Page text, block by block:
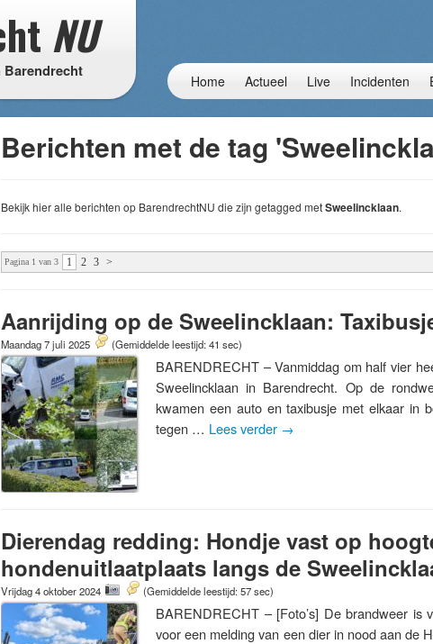
NU
Barendrecht
Home Actueel Live Incidenten
Berichten met de tag
Bekijk hier alle berichten op BarendrechtNU die zijn getagged metSweelincklaan.
Pagina 1 van 3 1 2 3 >
Aanrijding op de Sweelincklaan:
Maandag 7 juli 2025 (Gemiddelde leestijd: 41 sec)
BARENDRECHT – Vanmiddag om half vier
Sweelincklaan in Barendrecht. Op de
kwamen een auto en taxibusje met elkaar in
tegen … Lees verder →
Dierendag redding: Hondje vast op
hondenuitlaatplaats langs de
Vrijdag 4 oktober 2024 (Gemiddelde leestijd: 57 sec)
BARENDRECHT – [Foto’s] De brandweer is
voor een melding van een dier in nood aan de